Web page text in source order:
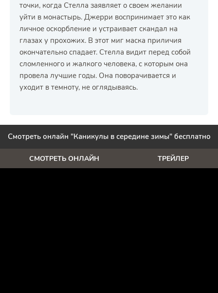
точки, когда Стелла заявляет о своем желании
уйти в монастырь. Джерри воспринимает это как
личное оскорбление и устраивает скандал на
глазах у прохожих. В этот миг маска приличия
окончательно спадает. Стелла видит перед собой
сломленного и жалкого человека, с которым она
провела лучшие годы. Она поворачивается и
уходит в темноту, не оглядываясь.
Смотреть онлайн "Каникулы в середине зимы" бесплатно
СМОТРЕТЬ ОНЛАЙН ТРЕЙЛЕР